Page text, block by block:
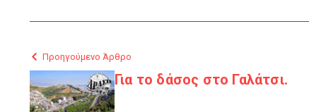
Προηγούμενο Άρθρο
Για το δάσος στο Γαλάτσι.